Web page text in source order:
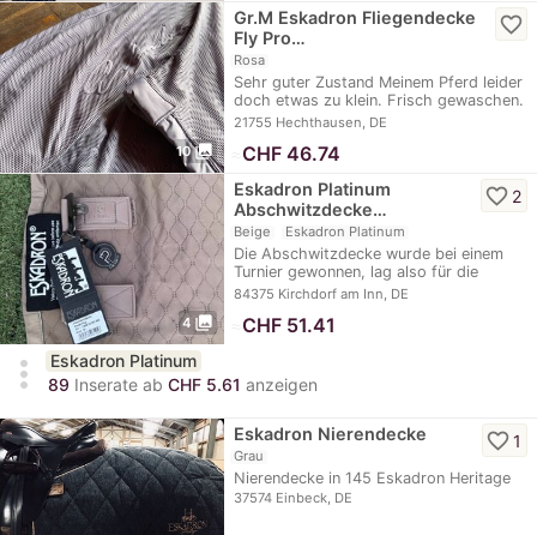
10 photo_library
Gr.M Eskadron Fliegendecke
Fly Pro…
Rosa
Sehr guter Zustand Meinem Pferd leider
doch etwas zu klein. Frisch gewaschen.
Gegen…
21755 Hechthausen, DE
favorite_border
CHF 46.74
4 photo_library
Eskadron Platinum
Abschwitzdecke…
Beige Eskadron Platinum
Die Abschwitzdecke wurde bei einem
Turnier gewonnen, lag also für die
Siegerehrung…
84375 Kirchdorf am Inn, DE
favorite_border 2
CHF 51.41
more_vert
Eskadron Platinum
89 Inserate ab CHF 5.61 anzeigen
Eskadron Nierendecke
Grau
Nierendecke in 145 Eskadron Heritage
37574 Einbeck, DE
favorite_border1